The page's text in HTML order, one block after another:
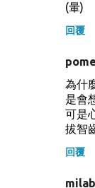
(暈)
回覆
為什
是會
可是
拔智
回覆